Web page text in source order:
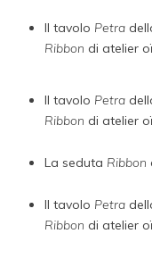
Il tavolo Petra
Ribbon di atelier
Il tavolo Petra
Ribbon di atelier
La seduta Ribbon
Il tavolo Petra
Ribbon di atelier